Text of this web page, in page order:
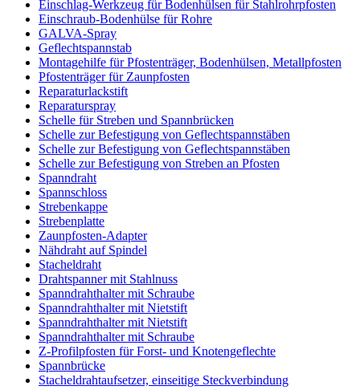
Einschlag-Werkzeug für Bodenhülsen für Stahlrohrpfosten
Einschraub-Bodenhülse für Rohre
GALVA-Spray
Geflechtspannstab
Montagehilfe für Pfostenträger, Bodenhülsen, Metallpfosten
Pfostenträger für Zaunpfosten
Reparaturlackstift
Reparaturspray
Schelle für Streben und Spannbrücken
Schelle zur Befestigung von Geflechtspannstäben
Schelle zur Befestigung von Geflechtspannstäben
Schelle zur Befestigung von Streben an Pfosten
Spanndraht
Spannschloss
Strebenkappe
Strebenplatte
Zaunpfosten-Adapter
Nähdraht auf Spindel
Stacheldraht
Drahtspanner mit Stahlnuss
Spanndrahthalter mit Schraube
Spanndrahthalter mit Nietstift
Spanndrahthalter mit Nietstift
Spanndrahthalter mit Schraube
Z-Profilpfosten für Forst- und Knotengeflechte
Spannbrücke
Stacheldrahtaufsetzer, einseitige Steckverbindung